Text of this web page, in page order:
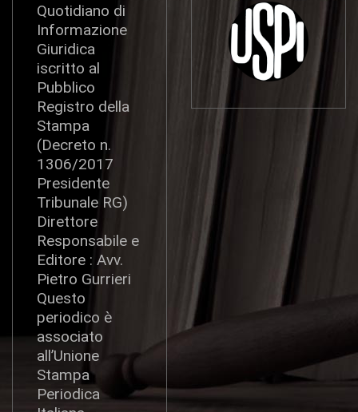
Quotidiano di
Informazione
Giuridica
iscritto al
Pubblico
Registro della
Stampa
(Decreto n.
1306/2017
Presidente
Tribunale RG)
Direttore
Responsabile e
Editore : Avv.
Pietro Gurrieri
Questo
periodico è
associato
all’Unione
Stampa
Periodica